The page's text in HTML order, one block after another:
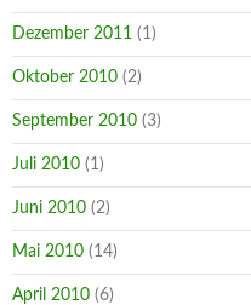
Dezember 2011 (1)
Oktober 2010 (2)
September 2010 (3)
Juli 2010 (1)
Juni 2010 (2)
Mai 2010 (14)
April 2010 (6)